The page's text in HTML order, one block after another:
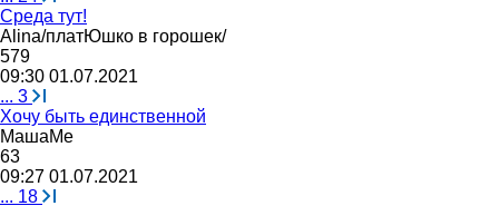
Среда тут!
Alina/платЮшко в горошек/
579
09:30 01.07.2021
... 3
Хочу быть единственной
МашаМе
63
09:27 01.07.2021
... 18